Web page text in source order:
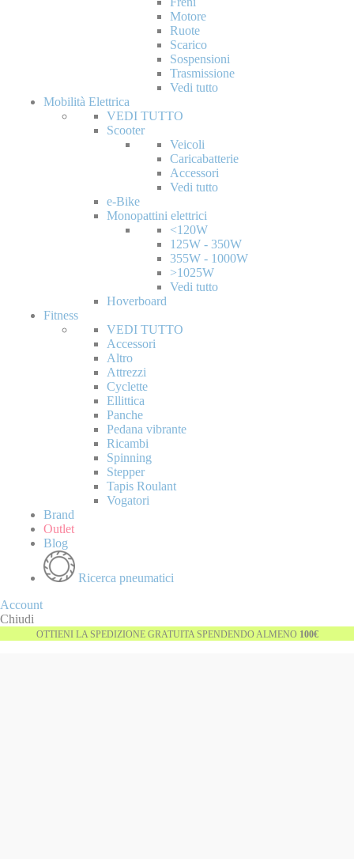
Motore
Ruote
Scarico
Sospensioni
Trasmissione
Vedi tutto
Mobilità Elettrica
VEDI TUTTO
Scooter
Veicoli
Caricabatterie
Accessori
Vedi tutto
e-Bike
Monopattini elettrici
<120W
125W - 350W
355W - 1000W
>1025W
Vedi tutto
Hoverboard
Fitness
VEDI TUTTO
Accessori
Altro
Attrezzi
Cyclette
Ellittica
Panche
Pedana vibrante
Ricambi
Spinning
Stepper
Tapis Roulant
Vogatori
Brand
Outlet
Blog
Ricerca pneumatici
Account
Chiudi
OTTIENI LA SPEDIZIONE GRATUITA SPENDENDO ALMENO 100€